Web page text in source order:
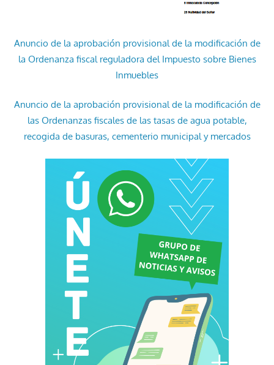
Anuncio de la aprobación provisional de la modificación de
la Ordenanza fiscal reguladora del Impuesto sobre Bienes
Inmuebles
Anuncio de la aprobación provisional de la modificación de
las Ordenanzas fiscales de las tasas de agua potable,
recogida de basuras, cementerio municipal y mercados